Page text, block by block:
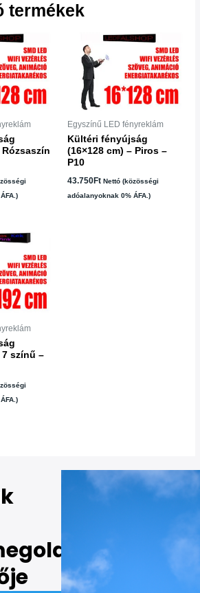
termékek
Rózsaszín
Egyszínű LED fényreklám
Kültéri fényújság
(16×128 cm) – Piros –
P10
43.750Ft Nettó (közösségi
adóalanyoknak 0% ÁFA.)
7 színű –